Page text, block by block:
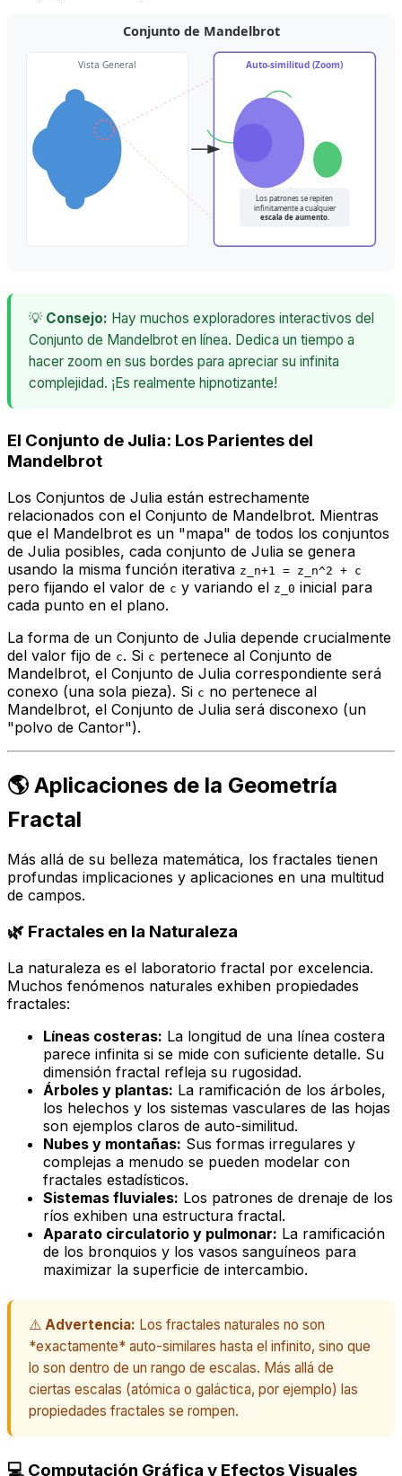
Conjunto de Mandelbrot
Vista General Auto-similitud (Zoom)
Los patrones se repiten
infinitamente a cualquier
escala de aumento.
💡 Consejo: Hay muchos exploradores interactivos del
Conjunto de Mandelbrot en línea. Dedica un tiempo a
hacer zoom en sus bordes para apreciar su infinita
complejidad. ¡Es realmente hipnotizante!
El Conjunto de Julia: Los Parientes del
Mandelbrot
Los Conjuntos de Julia están estrechamente
relacionados con el Conjunto de Mandelbrot. Mientras
que el Mandelbrot es un "mapa" de todos los conjuntos
de Julia posibles, cada conjunto de Julia se genera
usando la misma función iterativa z_n+1 = z_n^2 + c
pero fijando el valor de c y variando el z_0 inicial para
cada punto en el plano.
La forma de un Conjunto de Julia depende crucialmente
del valor fijo de c. Si c pertenece al Conjunto de
Mandelbrot, el Conjunto de Julia correspondiente será
conexo (una sola pieza). Si c no pertenece al
Mandelbrot, el Conjunto de Julia será disconexo (un
"polvo de Cantor").
🌎 Aplicaciones de la Geometría
Fractal
Más allá de su belleza matemática, los fractales tienen
profundas implicaciones y aplicaciones en una multitud
de campos.
🌿 Fractales en la Naturaleza
La naturaleza es el laboratorio fractal por excelencia.
Muchos fenómenos naturales exhiben propiedades
fractales:
Líneas costeras: La longitud de una línea costera
parece infinita si se mide con suficiente detalle. Su
dimensión fractal refleja su rugosidad.
Árboles y plantas: La ramificación de los árboles,
los helechos y los sistemas vasculares de las hojas
son ejemplos claros de auto-similitud.
Nubes y montañas: Sus formas irregulares y
complejas a menudo se pueden modelar con
fractales estadísticos.
Sistemas fluviales: Los patrones de drenaje de los
ríos exhiben una estructura fractal.
Aparato circulatorio y pulmonar: La ramificación
de los bronquios y los vasos sanguíneos para
maximizar la superficie de intercambio.
⚠️ Advertencia: Los fractales naturales no son
*exactamente* auto-similares hasta el infinito, sino que
lo son dentro de un rango de escalas. Más allá de
ciertas escalas (atómica o galáctica, por ejemplo) las
propiedades fractales se rompen.
💻 Computación Gráfica y Efectos Visuales